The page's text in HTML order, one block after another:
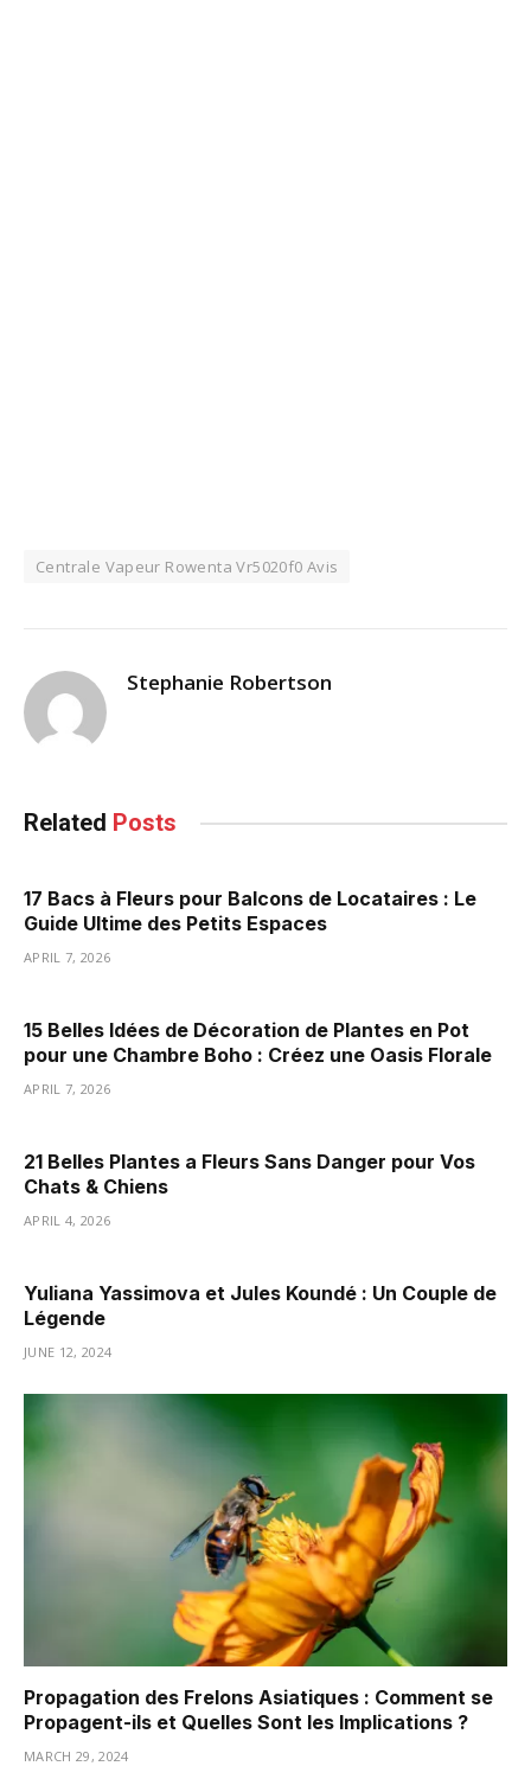
Centrale Vapeur Rowenta Vr5020f0 Avis
Stephanie Robertson
Related Posts
17 Bacs à Fleurs pour Balcons de Locataires : Le
Guide Ultime des Petits Espaces
APRIL 7, 2026
15 Belles Idées de Décoration de Plantes en Pot
pour une Chambre Boho : Créez une Oasis Florale
APRIL 7, 2026
21 Belles Plantes a Fleurs Sans Danger pour Vos
Chats & Chiens
APRIL 4, 2026
Yuliana Yassimova et Jules Koundé : Un Couple de
Légende
JUNE 12, 2024
Propagation des Frelons Asiatiques : Comment se
Propagent-ils et Quelles Sont les Implications ?
MARCH 29, 2024